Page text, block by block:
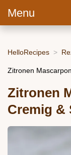
Menu
HelloRecipes
Zitronen
Zitronen
Cremig &